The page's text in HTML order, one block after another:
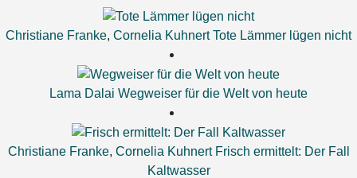
Christiane Franke, Cornelia Kuhnert Tote Lämmer lügen nicht
Lama Dalai Wegweiser für die Welt von heute
Christiane Franke, Cornelia Kuhnert Frisch ermittelt: Der Fall
Kaltwasser